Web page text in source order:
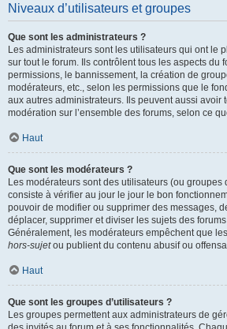
Niveaux d’utilisateurs et groupes
Que sont les administrateurs ?
Les administrateurs sont les utilisateurs qui ont le
sur tout le forum. Ils contrôlent tous les aspects du
permissions, le bannissement, la création de
modérateurs, etc., selon les permissions que le
aux autres administrateurs. Ils peuvent aussi avoir
modération sur l’ensemble des forums, selon ce
Haut
Que sont les modérateurs ?
Les modérateurs sont des utilisateurs (ou groupes
consiste à vérifier au jour le jour le bon
pouvoir de modifier ou supprimer des messages,
déplacer, supprimer et diviser les sujets des
Généralement, les modérateurs empêchent que
hors-sujetou publient du contenu abusif ou
Haut
Que sont les groupes d’utilisateurs ?
Les groupes permettent aux administrateurs de